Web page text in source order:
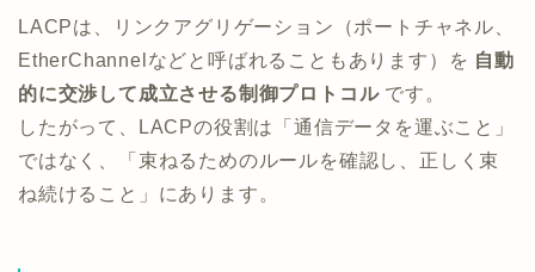
LACPは、リンクアグリゲーション（ポートチャネル、
EtherChannelなどと呼ばれることもあります）を 自動
的に交渉して成立させる制御プロトコルです。
したがって、LACPの役割は「通信データを運ぶこと」
ではなく、「束ねるためのルールを確認し、正しく束
ね続けること」にあります。